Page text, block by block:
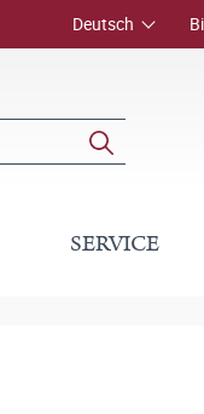
Deutsch
SERVICE